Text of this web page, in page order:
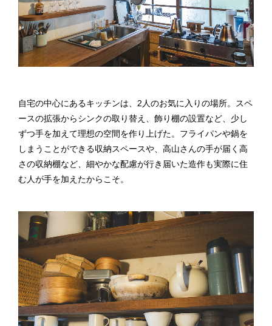
自宅の中心にあるキッチンは、2人のお気に入りの場所。スペ
ースの拡張からシンクの取り替え、飾り棚の設置など、少し
ずつ手を加えて理想の空間を作り上げた。フライパンや鍋を
しまうことができる収納スペースや、高山さんの手が届く高
さの収納棚など、細やかな配慮が行き届いた造作も実際に住
む人が手を加えたからこそ。